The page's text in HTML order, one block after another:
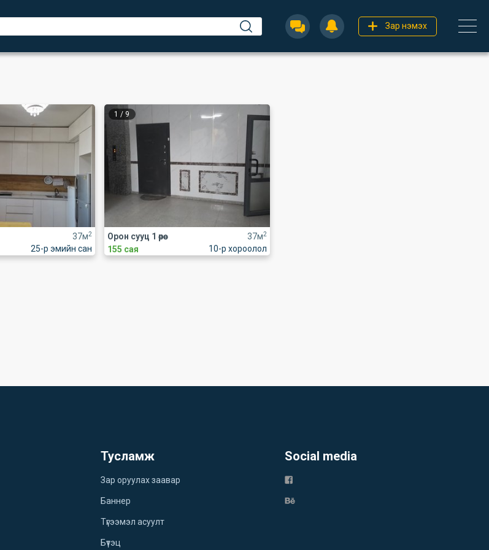
Зар нэмэх
37м2
25-р эмийн сан
1 / 9
37м2
10-р хороолол
Орон сууц 1 өрөө
155 сая
Тусламж
Зар оруулах заавар
Баннер
Түгээмэл асуулт
Бүтэц
Social media